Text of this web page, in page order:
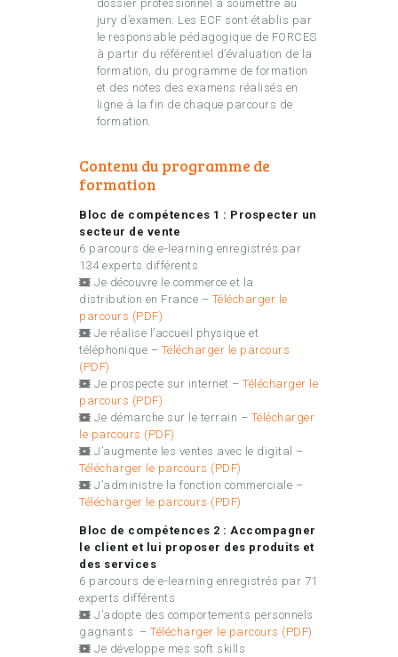
dossier professionnel à soumettre au
jury d’examen. Les ECF sont établis par
le responsable pédagogique de FORCES
à partir du référentiel d’évaluation de la
formation, du programme de formation
et des notes des examens réalisés en
ligne à la fin de chaque parcours de
formation.
Contenu du programme de
formation
Bloc de compétences 1 : Prospecter un
secteur de vente
6 parcours de e-learning enregistrés par
134 experts différents
Je découvre le commerce et la
distribution en France – Télécharger le
parcours (PDF)
Je réalise l’accueil physique et
téléphonique – Télécharger le parcours
(PDF)
Je prospecte sur internet – Télécharger le
parcours (PDF)
Je démarche sur le terrain – Télécharger
le parcours (PDF)
J’augmente les ventes avec le digital –
Télécharger le parcours (PDF)
J’administre la fonction commerciale –
Télécharger le parcours (PDF)
Bloc de compétences 2 : Accompagner
le client et lui proposer des produits et
des services
6 parcours de e-learning enregistrés par 71
experts différents
J’adopte des comportements personnels
gagnants – Télécharger le parcours (PDF)
Je développe mes soft skills